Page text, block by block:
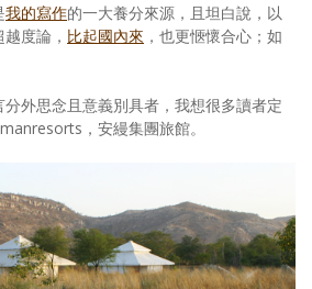
我的寫作的一大養分來源，且坦白說，以
度論， 比起國內來 ，也更愜懷合心；如
外思念且意義別具者，我想很多讀者定
，安縵集團旅館。